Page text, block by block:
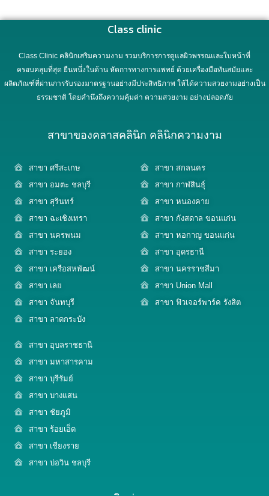
Class clinic
Class Clinic คลินิกเสริมความงาม รวมบริการการดูแลผิวพรรณและใบหน้าที่
ครอบคลุมที่สุด ยืนหนึ่งในด้าน หัตการทางการแพทย์ ด้วยเครื่องมือทันสมัยและ
ผลิตภัณฑ์ที่ผ่านการรับรองมาตรฐานอย่างมีประสิทธิภาพ ให้ได้ความสวยงามอย่างเป็น
ธรรมชาติ โดยคำนึงถึงความคุ้มค่า ความสวยงาม อย่างปลอดภัย
สาขาของคลาสคลินิก คลินิกความงาม
สาขา ศรีสะเกษ
สาขา อมตะ ชลบุรี
สาขา สุรินทร์
สาขา ฉะเชิงเทรา
สาขา นครพนม
สาขา ระยอง
สาขา เครือสหพัฒน์
สาขา เลย
สาขา จันทบุรี
สาขา ลาดกระบัง
สาขา สกลนคร
สาขา กาฬสินธุ์
สาขา หนองคาย
สาขา กังสดาล ขอนแก่น
สาขา หอกาญ ขอนแก่น
สาขา อุดรธานี
สาขา นครราชสีมา
สาขา Union Mall
สาขา ฟิวเจอร์พาร์ค รังสิต
สาขา อุบลราชธานี
สาขา มหาสารคาม
สาขา บุรีรัมย์
สาขา บางแสน
สาขา ชัยภูมิ
สาขา ร้อยเอ็ด
สาขา เชียงราย
สาขา บ่อวิน ชลบุรี